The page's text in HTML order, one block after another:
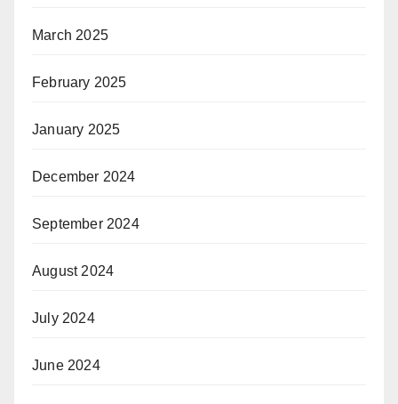
March 2025
February 2025
January 2025
December 2024
September 2024
August 2024
July 2024
June 2024